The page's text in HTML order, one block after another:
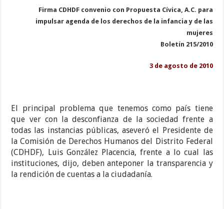
Firma CDHDF convenio con Propuesta Cívica, A.C. para
impulsar agenda de los derechos de la infancia y de las
mujeres
Boletín 215/2010
3 de agosto de 2010
El principal problema que tenemos como país tiene
que ver con la desconfianza de la sociedad frente a
todas las instancias públicas, aseveró el Presidente de
la Comisión de Derechos Humanos del Distrito Federal
(CDHDF), Luis González Placencia, frente a lo cual las
instituciones, dijo, deben anteponer la transparencia y
la rendición de cuentas a la ciudadanía.